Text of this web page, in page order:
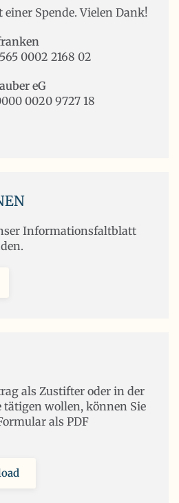
Spende. Vielen Dank!
0002 2168 02
eG
0020 9727 18
Informationsfaltblatt
als Zustifter oder in der
tätigen wollen, können Sie
als PDF